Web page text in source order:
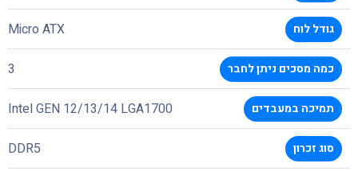
גודל לוח Micro ATX
כמה מסכים ניתן לחבר 3
תמיכה במעבדים Intel GEN 12/13/14 LGA1700
סוג זכרון DDR5